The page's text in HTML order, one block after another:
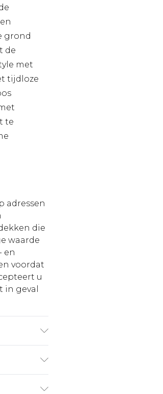
grond
de
met
tijdloze
te
adressen
die
waarde
en
voordat
u
geval
€5.99